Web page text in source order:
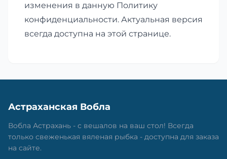
изменения в данную Политику
конфиденциальности. Актуальная версия
всегда доступна на этой странице.
Астраханская Вобла
Вобла Астрахань - с вешалов на ваш стол! Всегда
только свеженькая вяленая рыбка - доступна для заказа
на сайте.